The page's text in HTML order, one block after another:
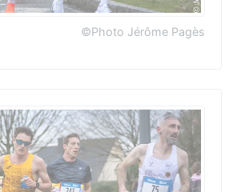
©Photo Jérôme Pagès